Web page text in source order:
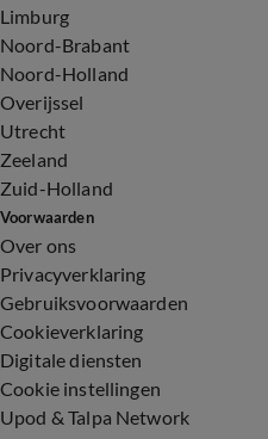
Limburg
Noord-Brabant
Noord-Holland
Overijssel
Utrecht
Zeeland
Zuid-Holland
Voorwaarden
Over ons
Privacyverklaring
Gebruiksvoorwaarden
Cookieverklaring
Digitale diensten
Cookie instellingen
Upod & Talpa Network